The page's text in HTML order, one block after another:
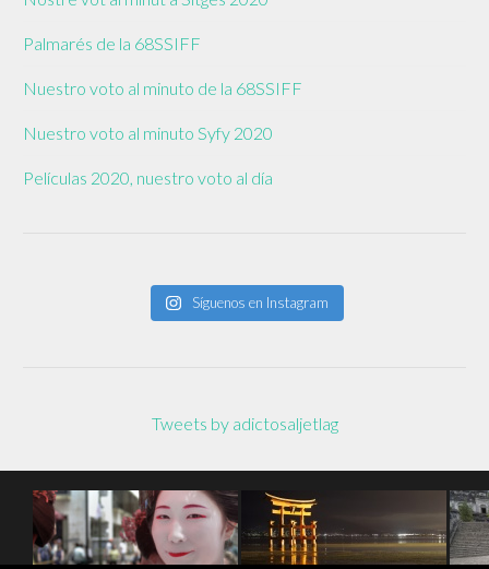
Palmarés de la 68SSIFF
Nuestro voto al minuto de la 68SSIFF
Nuestro voto al minuto Syfy 2020
Películas 2020, nuestro voto al día
Síguenos en Instagram
Tweets by adictosaljetlag